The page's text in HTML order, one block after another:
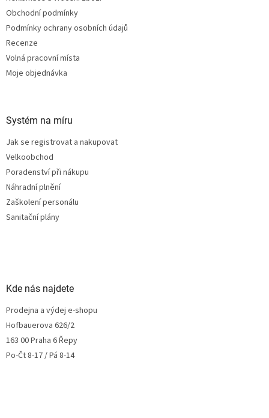
Obchodní podmínky
Podmínky ochrany osobních údajů
Recenze
Volná pracovní místa
Moje objednávka
Systém na míru
Jak se registrovat a nakupovat
Velkoobchod
Poradenství při nákupu
Náhradní plnění
Zaškolení personálu
Sanitační plány
Kde nás najdete
Prodejna a výdej e-shopu
Hofbauerova 626/2
163 00 Praha 6 Řepy
Po-Čt 8-17 / Pá 8-14